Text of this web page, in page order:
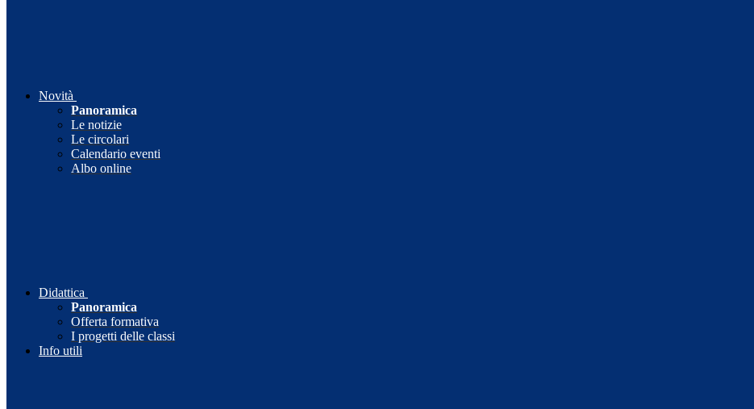
Novità
Panoramica
Le notizie
Le circolari
Calendario eventi
Albo online
Didattica
Panoramica
Offerta formativa
I progetti delle classi
Info utili